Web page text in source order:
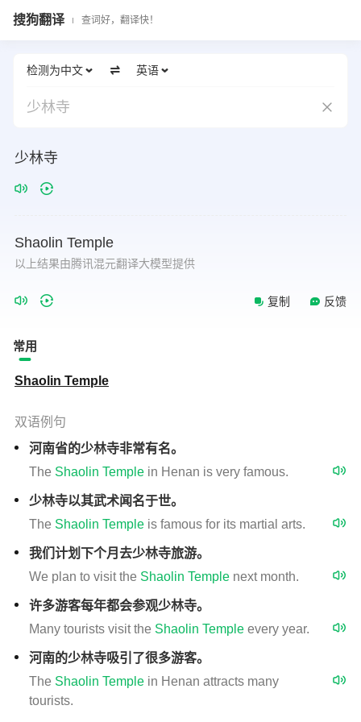
搜狗翻译 查词好，翻译快！
检测为中文 英语
少林寺
少林寺
Shaolin Temple
以上结果由腾讯混元翻译大模型提供
复制 反馈
常用
Shaolin Temple
双语例句
河南省的少林寺非常有名。
The Shaolin Temple in Henan is very famous.
少林寺以其武术闻名于世。
The Shaolin Temple is famous for its martial arts.
我们计划下个月去少林寺旅游。
We plan to visit the Shaolin Temple next month.
许多游客每年都会参观少林寺。
Many tourists visit the Shaolin Temple every year.
河南的少林寺吸引了很多游客。
The Shaolin Temple in Henan attracts many
tourists.